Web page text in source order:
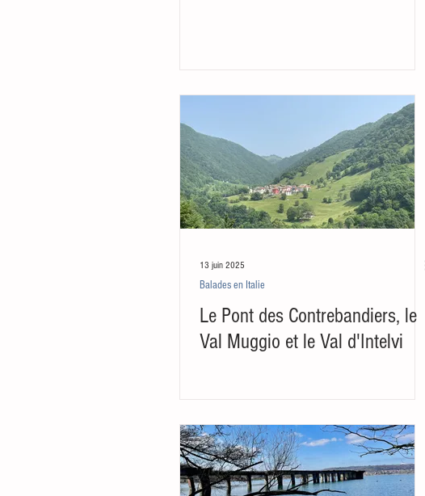
13 juin 2025
Balades en Italie
Le Pont des Contrebandiers, le
Val Muggio et le Val d'Intelvi